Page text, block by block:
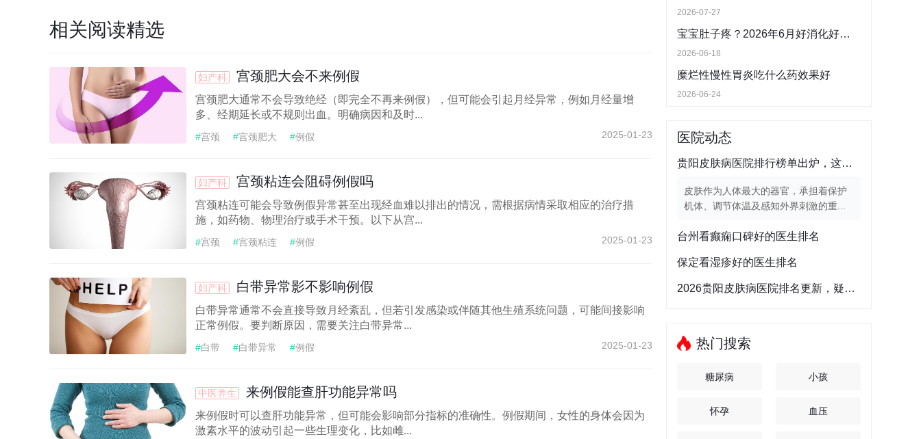
相关阅读精选
妇产科 宫颈肥大会不来例假
宫颈肥大通常不会导致绝经（即完全不再来例假），但可能会引起月经异常，例如月经量增
多、经期延长或不规则出血。明确病因和及时...
#宫颈 #宫颈肥大 #例假 2025-01-23
妇产科 宫颈粘连会阻碍例假吗
宫颈粘连可能会导致例假异常甚至出现经血难以排出的情况，需根据病情采取相应的治疗措
施，如药物、物理治疗或手术干预。以下从宫...
#宫颈 #宫颈粘连 #例假 2025-01-23
妇产科 白带异常影不影响例假
白带异常通常不会直接导致月经紊乱，但若引发感染或伴随其他生殖系统问题，可能间接影响
正常例假。要判断原因，需要关注白带异常...
#白带 #白带异常 #例假 2025-01-23
中医养生 来例假能查肝功能异常吗
来例假时可以查肝功能异常，但可能会影响部分指标的准确性。例假期间，女性的身体会因为
激素水平的波动引起一些生理变化，比如雌...
2026-07-27
宝宝肚子疼？2026年6月好消化好吸收的奶粉品牌推荐
2026-06-18
糜烂性慢性胃炎吃什么药效果好
2026-06-24
医院动态
贵阳皮肤病医院排行榜单出炉，这三家拥有重点专科
皮肤作为人体最大的器官，承担着保护
机体、调节体温及感知外界刺激的重...
台州看癫痫口碑好的医生排名
保定看湿疹好的医生排名
2026贵阳皮肤病医院排名更新，疑难性皮肤病诊疗医院哪家强？
热门搜索
糖尿病 小孩
怀孕 血压